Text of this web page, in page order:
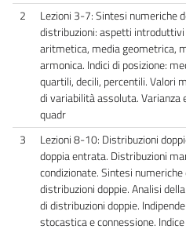
2
Lezioni 3-7: Sintesi numeriche
distribuzioni: aspetti
aritmetica, media geometrica,
armonica. Indici di posizione:
quartili, decili, percentili. Valori
di variabilità assoluta. Varianza
quadr
3
Lezioni 8-10: Distribuzioni
doppia entrata. Distribuzioni
condizionate. Sintesi numeriche
distribuzioni doppie. Analisi
di distribuzioni doppie.
stocastica e connessione.